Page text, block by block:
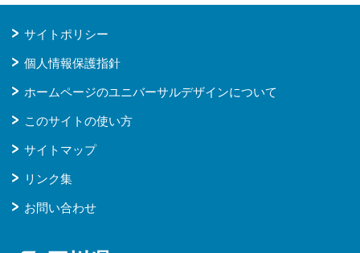
サイトポリシー
個人情報保護指針
ホームページのユニバーサルデザインについて
このサイトの使い方
サイトマップ
リンク集
お問い合わせ